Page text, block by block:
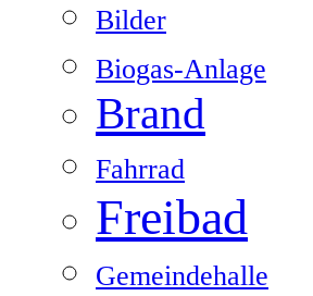
Bilder
Biogas-Anlage
Brand
Fahrrad
Freibad
Gemeindehalle